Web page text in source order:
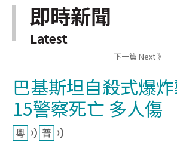
即時新聞
Latest
下一篇 Next 》
巴基斯坦自殺式爆
15警察死亡 多人傷